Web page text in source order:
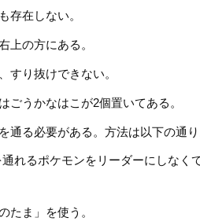
存在しない。
上の方にある。
すり抜けできない。
ごうかなはこが2個置いてある。
通る必要がある。方法は以下の通り
れるポケモンをリーダーにしな
たま」を使う。